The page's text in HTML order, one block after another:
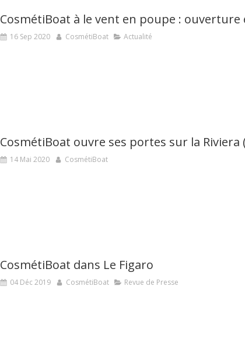
16 Sep 2020 CosmétiBoat Actualité
CosmétiBoat ouvre ses portes sur la Riviera
14 Mai 2020 CosmétiBoat
CosmétiBoat dans Le Figaro
04 Déc 2019 CosmétiBoat Revue de Presse